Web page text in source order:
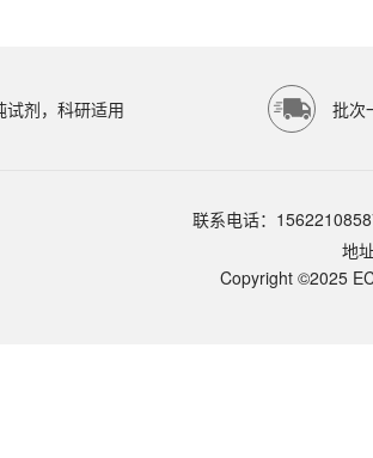
存条件。一般生物科研试剂建议在2-8℃或-
规库存产品一般1-3个工作日内发货。如遇缺
试剂，科研适用 批次
联系电话：
地
Copyright ©2025